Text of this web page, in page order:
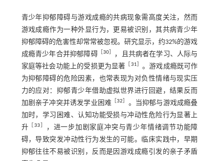
青少年抑郁障碍与游戏成瘾的共病现象需高度关注，然而
游戏成瘾作为一种外显行为，更易被识别，其共病青少年
抑郁障碍的危害性却常常被忽视。研究显示，约32%的游戏
成瘾青少年合并抑郁障碍［ 30］
，且共病者在学习、人际与
家庭等社会功能上的受损更为显著
31
。游戏成瘾既可作
为抑郁障碍的危险因素，也常表现为对负性情绪与现实压
力的应对：抑郁青少年借助虚拟世界进行回避，结果反而
加剧亲子冲突并诱发学业困难 ［32
。当抑郁与游戏成瘾叠
加时，学习困难、认知功能受损与冲动性危险行为显著上
升 ［33
，进一步加剧家庭冲突与青少年情绪调节功能障
碍，导致突发冲动性行为发生的可能。临床实践中，早期
抑郁往往不易被识别，反而是因游戏成瘾引发的亲子矛盾